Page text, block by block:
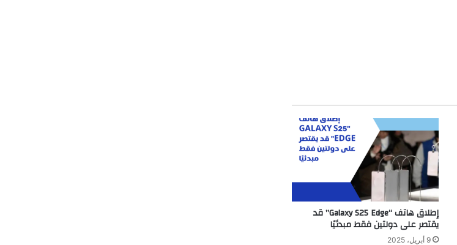
إطلاق هاتف “Galaxy S25 Edge” قد
يقتصر على دولتين فقط مبدئيًا
9 أبريل، 2025